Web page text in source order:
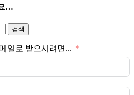
…
일로 받으시려면...